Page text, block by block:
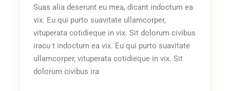
Suas alia deserunt eu mea, dicant indoctum ea
vix. Eu qui purto suavitate ullamcorper,
vituperata cotidieque in vix. Sit dolorum civibus
iracu t indoctum ea vix. Eu qui purto suavitate
ullamcorper, vituperata cotidieque in vix. Sit
dolorum civibus ira